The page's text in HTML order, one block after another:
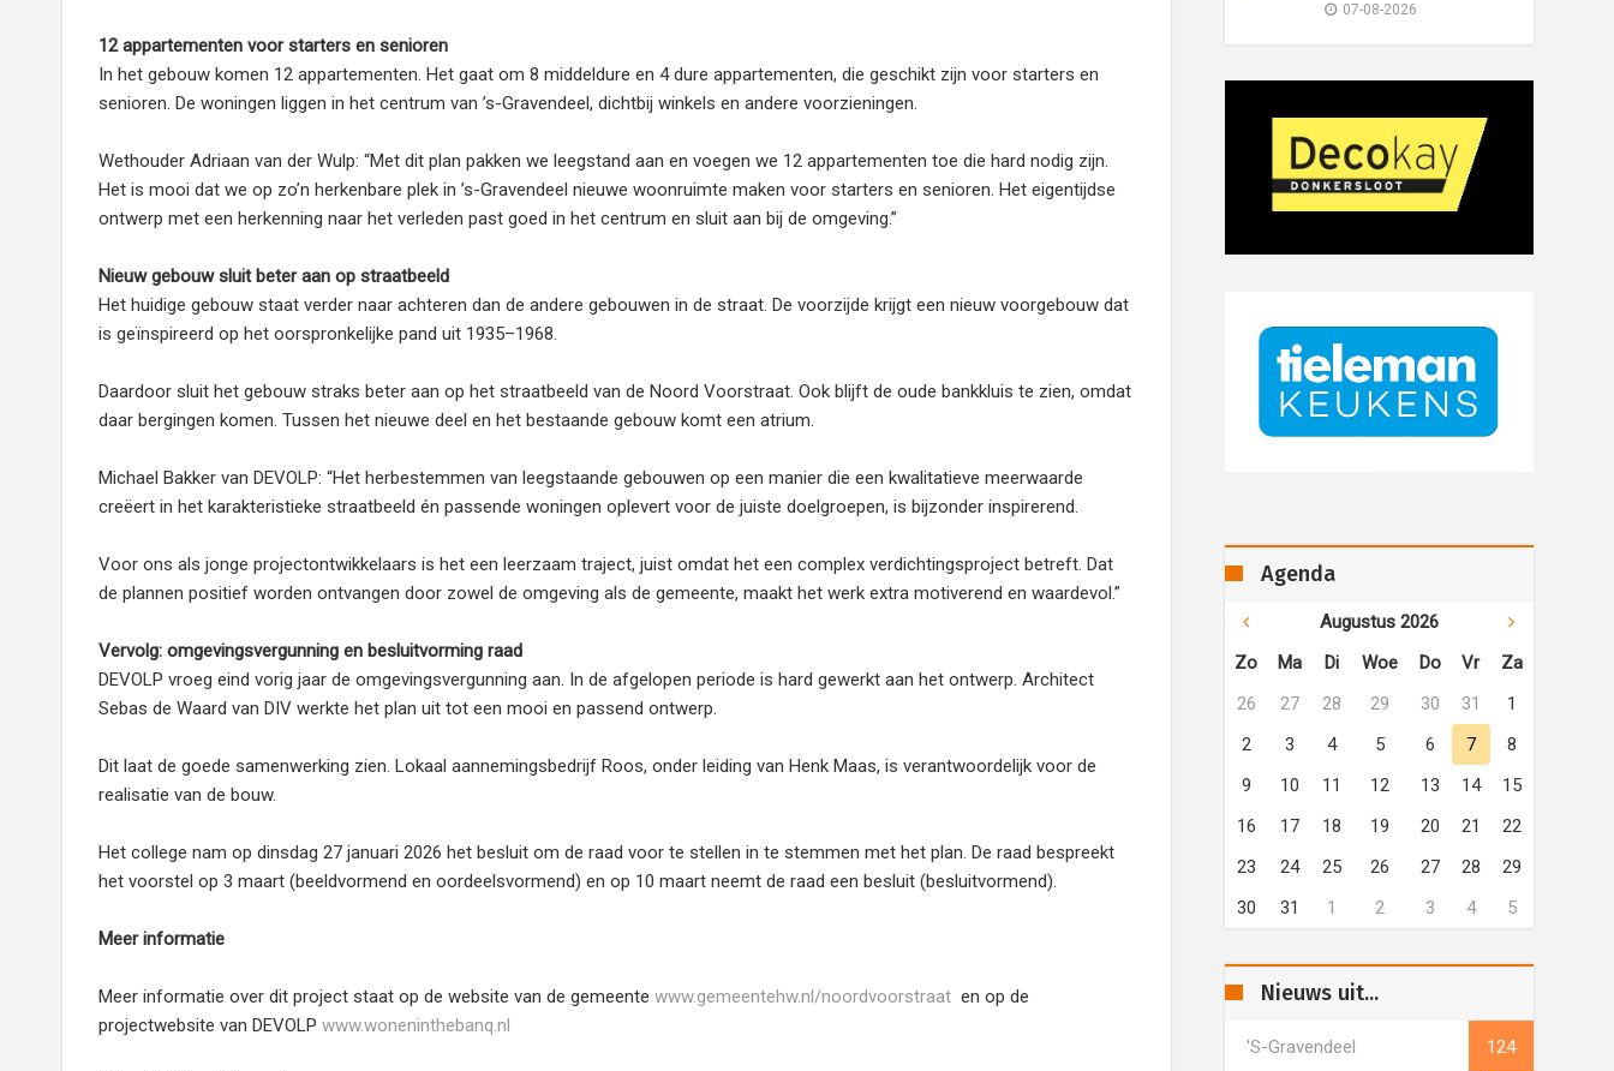
12 appartementen voor starters en senioren
In het gebouw komen 12 appartementen. Het gaat om 8 middeldure en 4 dure appartementen, die geschikt zijn voor starters en
senioren. De woningen liggen in het centrum van ’s-Gravendeel, dichtbij winkels en andere voorzieningen.
Wethouder Adriaan van der Wulp: “Met dit plan pakken we leegstand aan en voegen we 12 appartementen toe die hard nodig zijn.
Het is mooi dat we op zo’n herkenbare plek in ’s-Gravendeel nieuwe woonruimte maken voor starters en senioren. Het eigentijdse
ontwerp met een herkenning naar het verleden past goed in het centrum en sluit aan bij de omgeving.”
Nieuw gebouw sluit beter aan op straatbeeld
Het huidige gebouw staat verder naar achteren dan de andere gebouwen in de straat. De voorzijde krijgt een nieuw voorgebouw dat
is geïnspireerd op het oorspronkelijke pand uit 1935–1968.
Daardoor sluit het gebouw straks beter aan op het straatbeeld van de Noord Voorstraat. Ook blijft de oude bankkluis te zien, omdat
daar bergingen komen. Tussen het nieuwe deel en het bestaande gebouw komt een atrium.
Michael Bakker van DEVOLP: “Het herbestemmen van leegstaande gebouwen op een manier die een kwalitatieve meerwaarde
creëert in het karakteristieke straatbeeld én passende woningen oplevert voor de juiste doelgroepen, is bijzonder inspirerend.
Voor ons als jonge projectontwikkelaars is het een leerzaam traject, juist omdat het een complex verdichtingsproject betreft. Dat
de plannen positief worden ontvangen door zowel de omgeving als de gemeente, maakt het werk extra motiverend en waardevol.”
Vervolg: omgevingsvergunning en besluitvorming raad
DEVOLP vroeg eind vorig jaar de omgevingsvergunning aan. In de afgelopen periode is hard gewerkt aan het ontwerp. Architect
Sebas de Waard van DIV werkte het plan uit tot een mooi en passend ontwerp.
Dit laat de goede samenwerking zien. Lokaal aannemingsbedrijf Roos, onder leiding van Henk Maas, is verantwoordelijk voor de
realisatie van de bouw.
Het college nam op dinsdag 27 januari 2026 het besluit om de raad voor te stellen in te stemmen met het plan. De raad bespreekt
het voorstel op 3 maart (beeldvormend en oordeelsvormend) en op 10 maart neemt de raad een besluit (besluitvormend).
Meer informatie
Meer informatie over dit project staat op de website van de gemeente www.gemeentehw.nl/noordvoorstraat en op de
projectwebsite van DEVOLP www.woneninthebanq.nl
07-08-2026
Agenda
Augustus 2026
Zo
Ma Di Woe Do Vr
Za
26
27 28 29 30 31
1
2
3 4 5 6 7
8
9
10 11 12 13 14
15
16
17 18 19 20 21
22
23
24 25 26 27 28
29
30
31 1 2 3 4 5
Nieuws uit...
's-Gravendeel 124